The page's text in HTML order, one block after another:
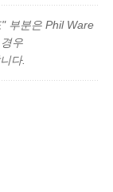
부분은 Phil Ware
우
다.